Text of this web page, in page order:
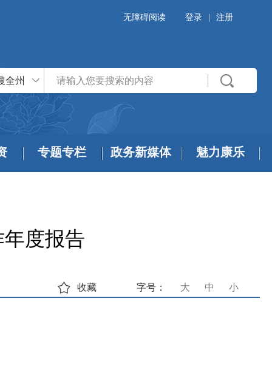
无障碍阅读 登录 注册
全州
专题专栏 政务新媒体 魅力康乐
度报告
字号： 大 中 小
收藏